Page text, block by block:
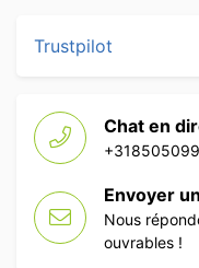
Trustpilot
Chat en
Envoyer
Nous
ouvrables !